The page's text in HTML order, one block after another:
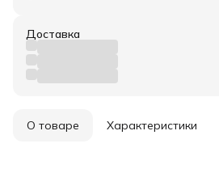
Доставка
О товаре Характеристики